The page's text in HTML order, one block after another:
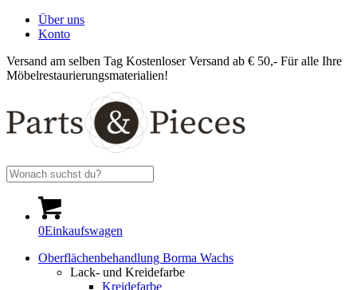
Über uns
Konto
Versand am selben Tag Kostenloser Versand ab € 50,- Für alle Ihre
Möbelrestaurierungsmaterialien!
0Einkaufswagen
Oberflächenbehandlung Borma Wachs
Lack- und Kreidefarbe
Kreidefarbe